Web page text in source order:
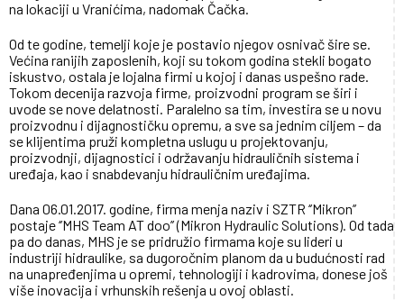
na lokaciji u Vranićima, nadomak Čačka.
Od te godine, temelji koje je postavio njegov osnivač šire se.
Većina ranijih zaposlenih, koji su tokom godina stekli bogato
iskustvo, ostala je lojalna firmi u kojoj i danas uspešno rade.
Tokom decenija razvoja firme, proizvodni program se širi i
uvode se nove delatnosti. Paralelno sa tim, investira se u novu
proizvodnu i dijagnostičku opremu, a sve sa jednim ciljem – da
se klijentima pruži kompletna uslugu u projektovanju,
proizvodnji, dijagnostici i održavanju hidrauličnih sistema i
uređaja, kao i snabdevanju hidrauličnim uređajima.
Dana 06.01.2017. godine, firma menja naziv i SZTR ‘’Mikron’’
postaje ‘’MHS Team AT doo’’ (Mikron Hydraulic Solutions). Od tada
pa do danas, MHS je se pridružio firmama koje su lideri u
industriji hidraulike, sa dugoročnim planom da u budućnosti rad
na unapređenjima u opremi, tehnologiji i kadrovima, donese još
više inovacija i vrhunskih rešenja u ovoj oblasti.